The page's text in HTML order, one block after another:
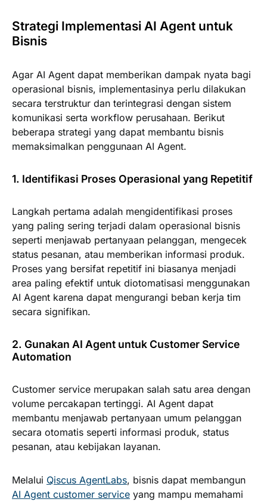
Strategi Implementasi AI Agent untuk
Bisnis
Agar AI Agent dapat memberikan dampak nyata bagi
operasional bisnis, implementasinya perlu dilakukan
secara terstruktur dan terintegrasi dengan sistem
komunikasi serta workflow perusahaan. Berikut
beberapa strategi yang dapat membantu bisnis
memaksimalkan penggunaan AI Agent.
1. Identifikasi Proses Operasional yang Repetitif
Langkah pertama adalah mengidentifikasi proses
yang paling sering terjadi dalam operasional bisnis
seperti menjawab pertanyaan pelanggan, mengecek
status pesanan, atau memberikan informasi produk.
Proses yang bersifat repetitif ini biasanya menjadi
area paling efektif untuk diotomatisasi menggunakan
AI Agent karena dapat mengurangi beban kerja tim
secara signifikan.
2. Gunakan AI Agent untuk Customer Service
Automation
Customer service merupakan salah satu area dengan
volume percakapan tertinggi. AI Agent dapat
membantu menjawab pertanyaan umum pelanggan
secara otomatis seperti informasi produk, status
pesanan, atau kebijakan layanan.
Melalui Qiscus AgentLabs, bisnis dapat membangun
AI Agent customer service yang mampu memahami